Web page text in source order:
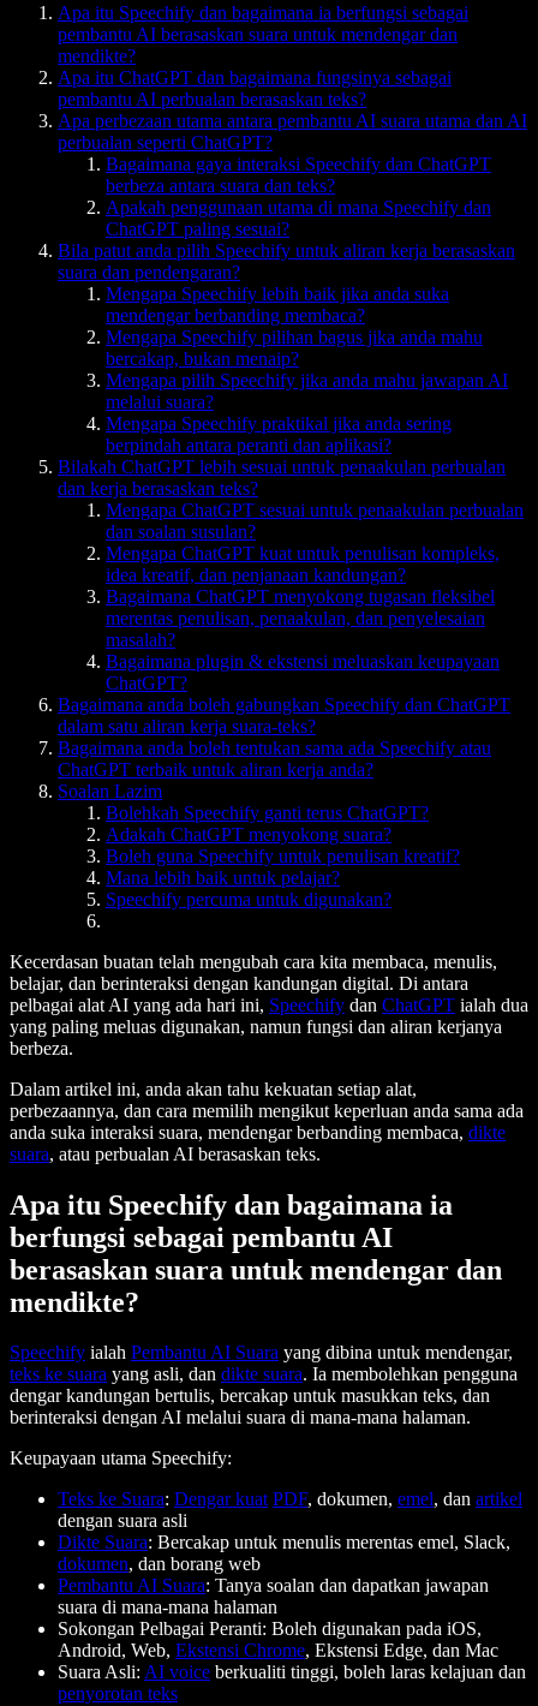
Apa itu Speechify dan bagaimana ia berfungsi sebagai
pembantu AI berasaskan suara untuk mendengar dan
mendikte?
Apa itu ChatGPT dan bagaimana fungsinya sebagai
pembantu AI perbualan berasaskan teks?
Apa perbezaan utama antara pembantu AI suara utama dan AI
perbualan seperti ChatGPT?
Bagaimana gaya interaksi Speechify dan ChatGPT
berbeza antara suara dan teks?
Apakah penggunaan utama di mana Speechify dan
ChatGPT paling sesuai?
Bila patut anda pilih Speechify untuk aliran kerja berasaskan
suara dan pendengaran?
Mengapa Speechify lebih baik jika anda suka
mendengar berbanding membaca?
Mengapa Speechify pilihan bagus jika anda mahu
bercakap, bukan menaip?
Mengapa pilih Speechify jika anda mahu jawapan AI
melalui suara?
Mengapa Speechify praktikal jika anda sering
berpindah antara peranti dan aplikasi?
Bilakah ChatGPT lebih sesuai untuk penaakulan perbualan
dan kerja berasaskan teks?
Mengapa ChatGPT sesuai untuk penaakulan perbualan
dan soalan susulan?
Mengapa ChatGPT kuat untuk penulisan kompleks,
idea kreatif, dan penjanaan kandungan?
Bagaimana ChatGPT menyokong tugasan fleksibel
merentas penulisan, penaakulan, dan penyelesaian
masalah?
Bagaimana plugin & ekstensi meluaskan keupayaan
ChatGPT?
Bagaimana anda boleh gabungkan Speechify dan ChatGPT
dalam satu aliran kerja suara-teks?
Bagaimana anda boleh tentukan sama ada Speechify atau
ChatGPT terbaik untuk aliran kerja anda?
Soalan Lazim
Bolehkah Speechify ganti terus ChatGPT?
Adakah ChatGPT menyokong suara?
Boleh guna Speechify untuk penulisan kreatif?
Mana lebih baik untuk pelajar?
Speechify percuma untuk digunakan?
Kecerdasan buatan telah mengubah cara kita membaca, menulis,
belajar, dan berinteraksi dengan kandungan digital. Di antara
pelbagai alat AI yang ada hari ini, Speechify dan ChatGPT ialah dua
yang paling meluas digunakan, namun fungsi dan aliran kerjanya
berbeza.
Dalam artikel ini, anda akan tahu kekuatan setiap alat,
perbezaannya, dan cara memilih mengikut keperluan anda sama ada
anda suka interaksi suara, mendengar berbanding membaca, dikte
suara, atau perbualan AI berasaskan teks.
Apa itu Speechify dan bagaimana ia
berfungsi sebagai pembantu AI
berasaskan suara untuk mendengar dan
mendikte?
Speechify ialah Pembantu AI Suara yang dibina untuk mendengar,
teks ke suara yang asli, dan dikte suara. Ia membolehkan pengguna
dengar kandungan bertulis, bercakap untuk masukkan teks, dan
berinteraksi dengan AI melalui suara di mana-mana halaman.
Keupayaan utama Speechify:
Teks ke Suara: Dengar kuat PDF, dokumen, emel, dan artikel
dengan suara asli
Dikte Suara: Bercakap untuk menulis merentas emel, Slack,
dokumen, dan borang web
Pembantu AI Suara: Tanya soalan dan dapatkan jawapan
suara di mana-mana halaman
Sokongan Pelbagai Peranti: Boleh digunakan pada iOS,
Android, Web, Ekstensi Chrome, Ekstensi Edge, dan Mac
Suara Asli: AI voice berkualiti tinggi, boleh laras kelajuan dan
penyorotan teks